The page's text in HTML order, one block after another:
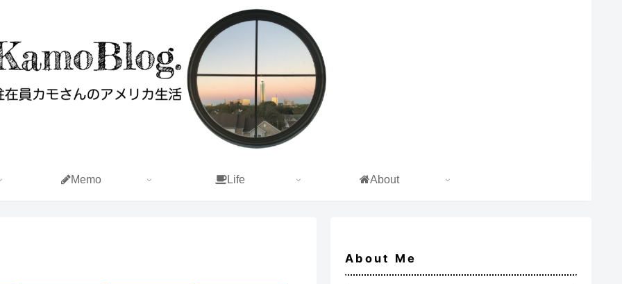
Memo Life About
About Me